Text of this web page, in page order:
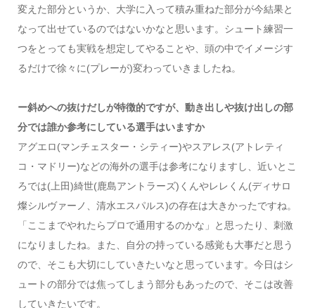
変えた部分というか、大学に入って積み重ねた部分が今結果と
なって出せているのではないかなと思います。シュート練習一
つをとっても実戦を想定してやることや、頭の中でイメージす
るだけで徐々に(プレーが)変わっていきましたね。
ー斜めへの抜けだしが特徴的ですが、動き出しや抜け出しの部
分では誰か参考にしている選手はいますか
アグエロ(マンチェスター・シティー)やスアレス(アトレティ
コ・マドリー)などの海外の選手は参考になりますし、近いとこ
ろでは(上田)綺世(鹿島アントラーズ)くんやレレくん(ディサロ
燦シルヴァーノ、清水エスパルス)の存在は大きかったですね。
「ここまでやれたらプロで通用するのかな」と思ったり、刺激
になりましたね。また、自分の持っている感覚も大事だと思う
ので、そこも大切にしていきたいなと思っています。今日はシ
ュートの部分では焦ってしまう部分もあったので、そこは改善
していきたいです。